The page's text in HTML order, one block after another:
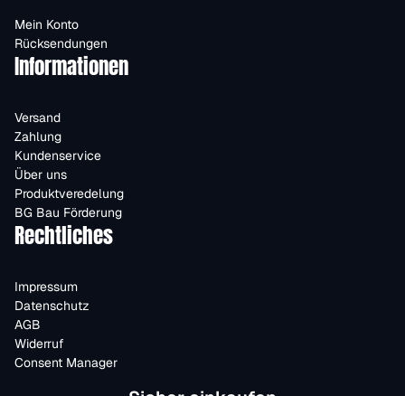
Mein Konto
Rücksendungen
Informationen
Versand
Zahlung
Kundenservice
Über uns
Produktveredelung
BG Bau Förderung
Rechtliches
Impressum
Datenschutz
AGB
Widerruf
Consent Manager